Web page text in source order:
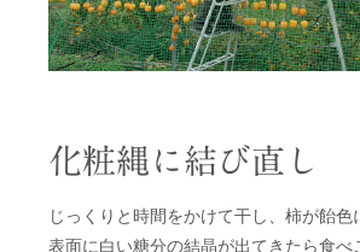
化粧縄に結び直し
じっくりと時間をかけて干し、柿が飴色
表面に白い糖分の結晶が出てきたら食べ